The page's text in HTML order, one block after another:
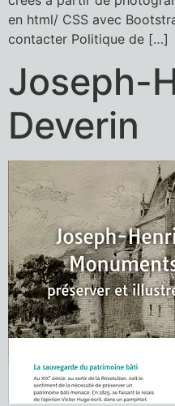
en html/ CSS avec
contacter Politique de […]
Joseph-
Deverin